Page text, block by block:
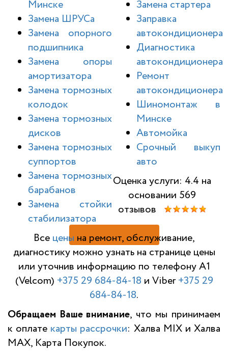
Минске
Замена ШРУСа
Замена опорного
подшипника
Замена опоры
амортизатора
Замена тормозных
колодок
Замена тормозных
дисков
Замена тормозных
суппортов
Замена тормозных
барабанов
Замена стойки
стабилизатора
Замена стартера
Заправка
автокондиционера
Диагностика
автокондиционера
Ремонт
автокондиционера
Шиномонтаж в
Минске
Автомойка
Срочный выкуп
авто
Все цены на ремонт, обслуживание,
диагностику можно узнать на странице цены
или уточнив информацию по телефону A1
(Velcom) +375 29 684-84-18 и Viber+375 29
684-84-18.
Обращаем Ваше внимание, что мы принимаем
к оплате карты рассрочки: Халва MIX и Халва
MAX, Карта Покупок.
Оценка услуги: 4.4 на
основании 569
отзывов